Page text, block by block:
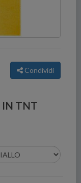
Condividi
IN TNT